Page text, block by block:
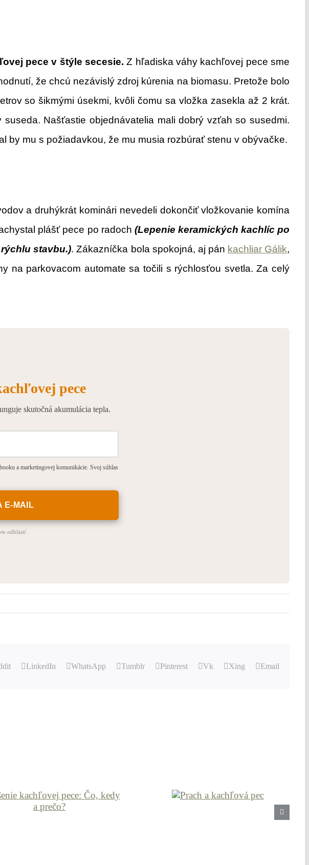
pece v štýle secesie. Z hľadiska váhy kachľovej pece sme
že chcú nezávislý zdroj kúrenia na biomasu. Pretože bolo
so šikmými úsekmi, kvôli čomu sa vložka zasekla až 2 krát.
Našťastie objednávatelia mali dobrý vzťah so susedmi.
by mu s požiadavkou, že mu musia rozbúrať stenu v obývačke.
a druhýkrát kominári nevedeli dokončiť vložkovanie komína
plášť pece po radoch (Lepenie keramických kachlíc po
stavbu.). Zákazníčka bola spokojná, aj pán kachliar Gálik,
na parkovacom automate sa točili s rýchlosťou svetla. Za celý
pece
skutočná akumulácia tepla.
a marketingovej komunikácie. Svoj súhlas
odhlásiť.
LinkedIn WhatsApp Tumblr Pinterest Vk Xing Email